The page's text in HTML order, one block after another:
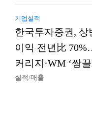
기업실적
한국투자증권, 상
이익 전년比
커리지·WM ‘쌍끌
실적/매출